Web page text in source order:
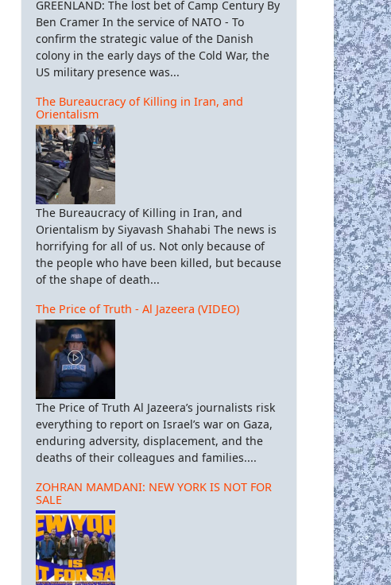
GREENLAND: The lost bet of Camp Century By
Ben Cramer In the service of NATO - To
confirm the strategic value of the Danish
colony in the early days of the Cold War, the
US military presence was...
The Bureaucracy of Killing in Iran, and
Orientalism
The Bureaucracy of Killing in Iran, and
Orientalism by Siyavash Shahabi The news is
horrifying for all of us. Not only because of
the people who have been killed, but because
of the shape of death...
The Price of Truth - Al Jazeera (VIDEO)
The Price of Truth Al Jazeera’s journalists risk
everything to report on Israel’s war on Gaza,
enduring adversity, displacement, and the
deaths of their colleagues and families....
ZOHRAN MAMDANI: NEW YORK IS NOT FOR
SALE